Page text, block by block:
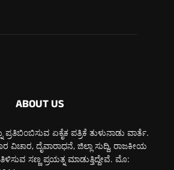
ABOUT US
ಪ್ರತಿಬಿಂಬಿಸುವ ಏಕೈಕ ಪತ್ರಿಕೆ ತುಳುನಾಡು ವಾರ್ತೆ.
ವಿಚಾರ, ದೈವಾರಾಧನೆ, ಜಿಲ್ಲಾ ಸುದ್ದಿ, ರಾಜಕೀಯ
ಸಣ್ಣ ಪ್ರಯತ್ನ ಮಾಡುತ್ತಿದ್ದೇವೆ. ಮೊ: